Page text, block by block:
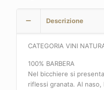
Descrizione
CATEGORIA VINI
100% BARBERA
Nel bicchiere si
riflessi granata. Al